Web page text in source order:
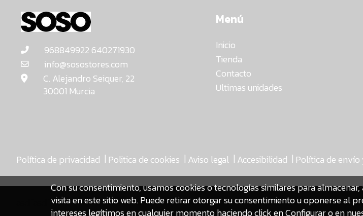
968849922 640271930
info@sosostores.com
C. Alejandro Seiquer, 22
30001 Murcia
Menú
Inicio
Tienda
Contacto
Ultimas unidades
Política de privacidad | Politica de cookies | Aviso legal | Accesibilidad | Política de
Con su consentimiento, usamos cookies o tecnologías similares para
visita en este sitio web. Puede retirar otorgar su consentimiento u oponerse al
intereses legítimos en cualquier momento haciendo click en Configurar o en